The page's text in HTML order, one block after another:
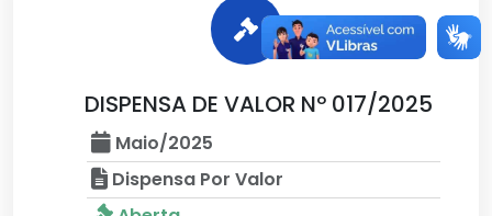
DISPENSA DE VALOR Nº 017/2025
Maio/2025
Dispensa Por Valor